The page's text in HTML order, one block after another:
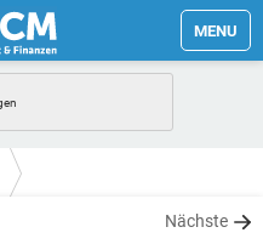
MENU
Nächste